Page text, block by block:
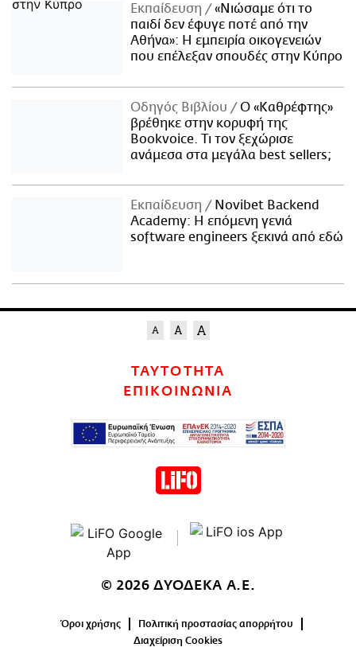
Εκπαίδευση
«Νιώσαμε ότι το
παιδί δεν έφυγε ποτέ από την
Αθήνα»: Η εμπειρία οικογενειών
που επέλεξαν σπουδές στην Κύπρο
Οδηγός Βιβλίου
Ο «Καθρέφτης»
βρέθηκε στην κορυφή της
Bookvoice. Τι τον ξεχώρισε
ανάμεσα στα μεγάλα best sellers;
Εκπαίδευση
Novibet Backend
Academy: Η επόμενη γενιά
software engineers ξεκινά από εδώ
ΤΑΥΤΟΤΗΤΑ
ΕΠΙΚΟΙΝΩΝΙΑ
© 2026 ΔΥΟΔΕΚΑ Α.Ε.
Όροι χρήσης
Πολιτική προστασίας απορρήτου
Διαχείριση Cookies